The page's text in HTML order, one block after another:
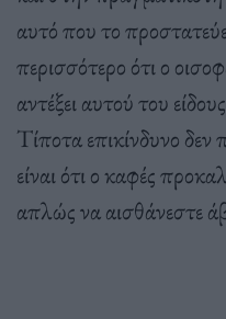
αυτό που το
περισσότερο ότι ο
αντέξει αυτού του
Τίποτα επικίνδυνο δεν
είναι ότι ο καφές
απλώς να αισθάνεστε